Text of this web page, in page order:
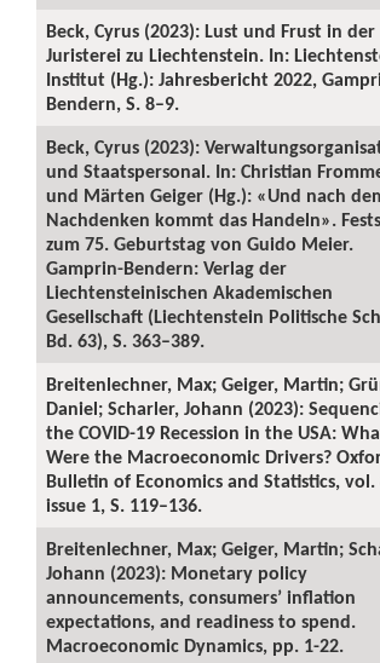
Beck, Cyrus (2023): Lust und Frust in der
Juristerei zu Liechtenstein. In:
Institut (Hg.): Jahresbericht 2022,
Bendern, S. 8–9.
Beck, Cyrus (2023):
und Staatspersonal. In: Christian
und Märten Geiger (Hg.): «Und nach
Nachdenken kommt das Handeln».
zum 75. Geburtstag von Guido Meier.
Gamprin-Bendern: Verlag der
Liechtensteinischen Akademischen
Gesellschaft (Liechtenstein Politische
Bd. 63), S. 363–389.
Breitenlechner, Max; Geiger, Martin;
Daniel; Scharler, Johann (2023):
the COVID-19 Recession in the USA:
Were the Macroeconomic Drivers?
Bulletin of Economics and Statistics, vol.
issue 1, S. 119–136.
Breitenlechner, Max; Geiger, Martin;
Johann (2023): Monetary policy
announcements, consumers’ inflation
expectations, and readiness to spend.
Macroeconomic Dynamics, pp. 1-22.